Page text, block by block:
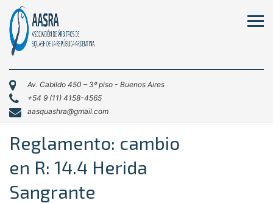
Av. Cabildo 450 – 3º piso - Buenos Aires
+54 9 (11) 4158-4565
aasquashra@gmail.com
Reglamento: cambio
en R: 14.4 Herida
Sangrante